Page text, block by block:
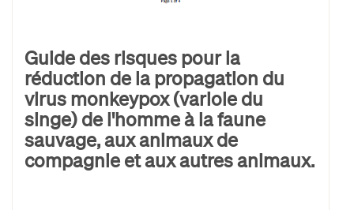
Guide des risques pour la
réduction de la propagation du
virus monkeypox (variole du
singe) de l'homme à la faune
sauvage, aux animaux de
compagnie et aux autres animaux.